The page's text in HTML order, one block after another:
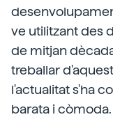
ve utilitzant des
de mitjan
treballar
l'actualitat s'ha
barata i còmoda.